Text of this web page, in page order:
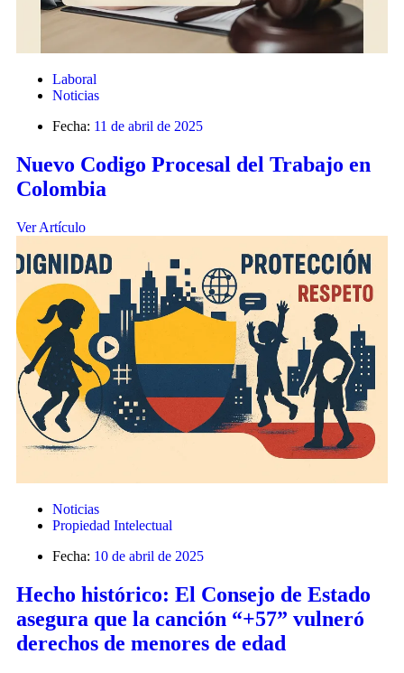
Laboral
Noticias
Fecha: 11 de abril de 2025
Nuevo Codigo Procesal del Trabajo en
Colombia
Ver Artículo
Noticias
Propiedad Intelectual
Fecha: 10 de abril de 2025
Hecho histórico: El Consejo de Estado
asegura que la canción “+57” vulneró
derechos de menores de edad